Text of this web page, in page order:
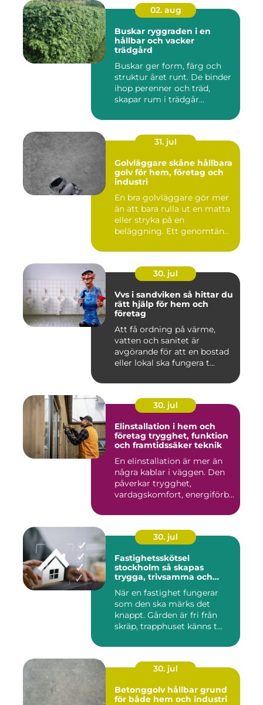
02. aug
Buskar ryggraden i en
hållbar och vacker
trädgård
Buskar ger form, färg och
struktur året runt. De binder
ihop perenner och träd,
skapar rum i trädgår...
31. jul
Golvläggare skåne hållbara
golv för hem, företag och
industri
En bra golvläggare gör mer
än att bara rulla ut en matta
eller stryka på en
beläggning. Ett genomtän...
30. jul
Vvs i sandviken så hittar du
rätt hjälp för hem och
företag
Att få ordning på värme,
vatten och sanitet är
avgörande för att en bostad
eller lokal ska fungera t...
30. jul
Elinstallation i hem och
företag trygghet, funktion
och framtidssäker teknik
En elinstallation är mer än
några kablar i väggen. Den
påverkar trygghet,
vardagskomfort, energiförb...
30. jul
Fastighetsskötsel
stockholm så skapas
trygga, trivsamma och
När en fastighet fungerar
som den ska märks det
knappt. Gården är fri från
skräp, trapphuset känns t...
30. jul
Betonggolv hållbar grund
för både hem och industri